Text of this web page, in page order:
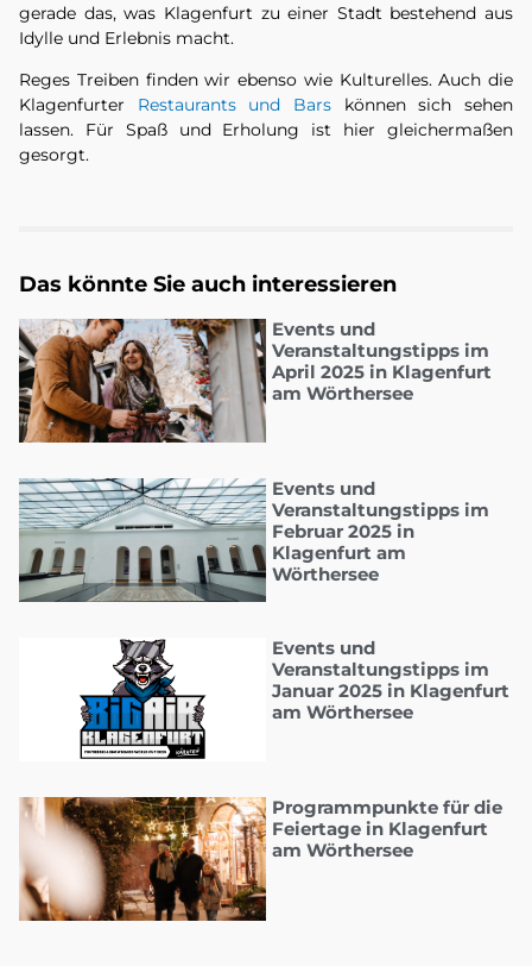
gerade das, was Klagenfurt zu einer Stadt bestehend aus
Idylle und Erlebnis macht.
Reges Treiben finden wir ebenso wie Kulturelles. Auch die
Klagenfurter Restaurants und Bars können sich sehen
lassen. Für Spaß und Erholung ist hier gleichermaßen
gesorgt.
Das könnte Sie auch interessieren
Events und
Veranstaltungstipps im
April 2025 in Klagenfurt
am Wörthersee
Events und
Veranstaltungstipps im
Februar 2025 in
Klagenfurt am
Wörthersee
Events und
Veranstaltungstipps im
Januar 2025 in Klagenfurt
am Wörthersee
Programmpunkte für die
Feiertage in Klagenfurt
am Wörthersee